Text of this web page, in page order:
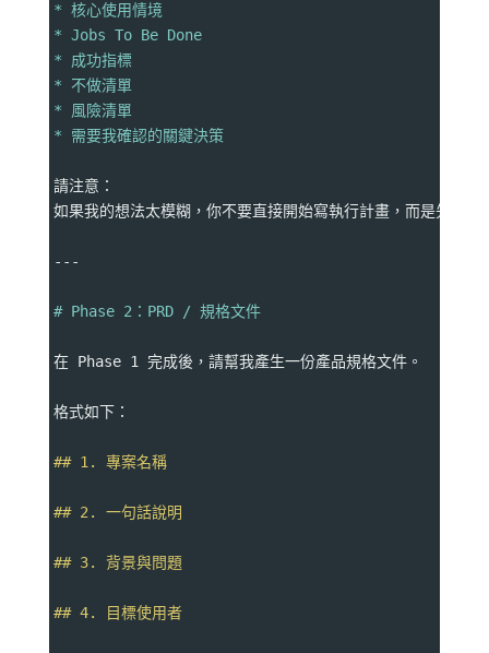
* 核心使用情境
* Jobs To Be Done
* 成功指標
* 不做清單
* 風險清單
* 需要我確認的關鍵決策
請注意：
如果我的想法太模糊，你不要直接開始寫執行計畫，而是先幫
---
# Phase 2：PRD / 規格文件
在 Phase 1 完成後，請幫我產生一份產品規格文件。
格式如下：
## 1. 專案名稱
## 2. 一句話說明
## 3. 背景與問題
## 4. 目標使用者